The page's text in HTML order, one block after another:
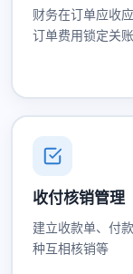
财务在订单应收
订单费用锁定关账
收付核销管理
建立收款单、付
种互相核销等